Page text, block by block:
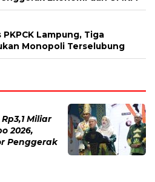
Lampung, Tiga
Monopoli Terselubung
Miliar
2026,
Penggerak